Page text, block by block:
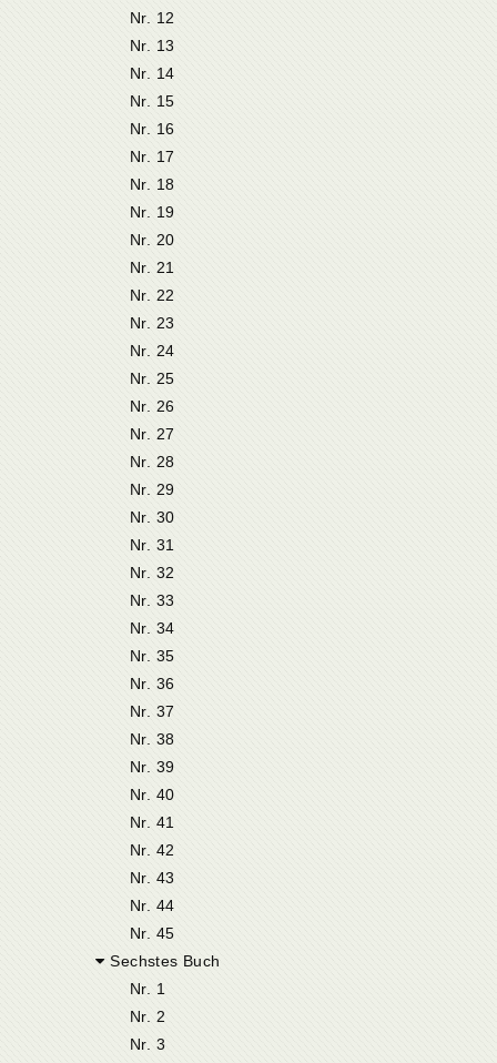
Nr. 12
Nr. 13
Nr. 14
Nr. 15
Nr. 16
Nr. 17
Nr. 18
Nr. 19
Nr. 20
Nr. 21
Nr. 22
Nr. 23
Nr. 24
Nr. 25
Nr. 26
Nr. 27
Nr. 28
Nr. 29
Nr. 30
Nr. 31
Nr. 32
Nr. 33
Nr. 34
Nr. 35
Nr. 36
Nr. 37
Nr. 38
Nr. 39
Nr. 40
Nr. 41
Nr. 42
Nr. 43
Nr. 44
Nr. 45
Sechstes Buch
Nr. 1
Nr. 2
Nr. 3